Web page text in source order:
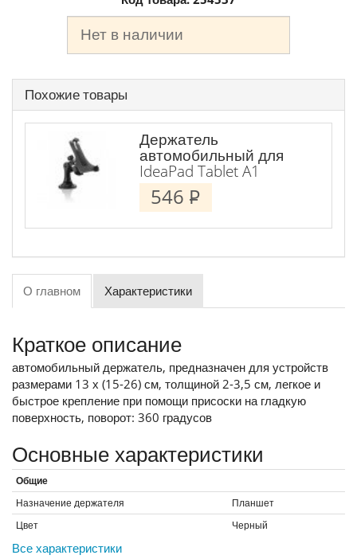
Нет в наличии
Похожие товары
Держатель
автомобильный для
IdeaPad Tablet A1
546 P
О главном Характеристики
Краткое описание
автомобильный держатель, предназначен для устройств
размерами 13 х (15-26) см, толщиной 2-3,5 см, легкое и
быстрое крепление при помощи присоски на гладкую
поверхность, поворот: 360 градусов
Основные характеристики
Общие
Назначение держателя
Планшет
Цвет
Черный
Все характеристики